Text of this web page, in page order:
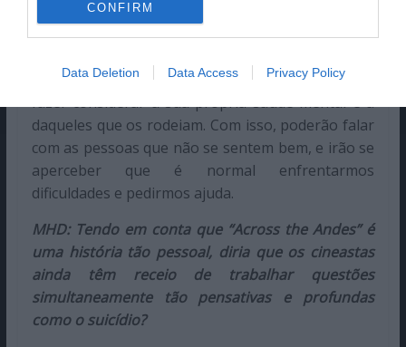
CONFIRM
Data Deletion Data Access Privacy Policy
profunda. Acredito que esta seja a chave para se
conseguir falar sobre a saúde mental junto dos
sequer ouvida. Acredito que tenha o poder de os
fazer considerar a sua própria saúde mental e a
daqueles que os rodeiam. Com isso, poderão falar
com as pessoas que não se sentem bem, e irão se
aperceber que é normal enfrentarmos
dificuldades e pedirmos ajuda.
MHD: Tendo em conta que “Across the Andes” é
uma história tão pessoal, diria que os cineastas
ainda têm receio de trabalhar questões
simultaneamente tão pensativas e profundas
como o suicídio?